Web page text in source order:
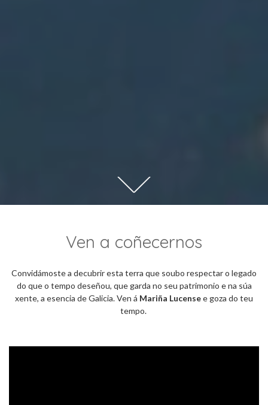
Ven a coñecernos
Convidámoste a decubrir esta terra que soubo respectar o legado
do que o tempo deseñou, que garda no seu patrimonio e na súa
xente, a esencia de Galicia. Ven á Mariña Lucensee goza do teu
tempo.